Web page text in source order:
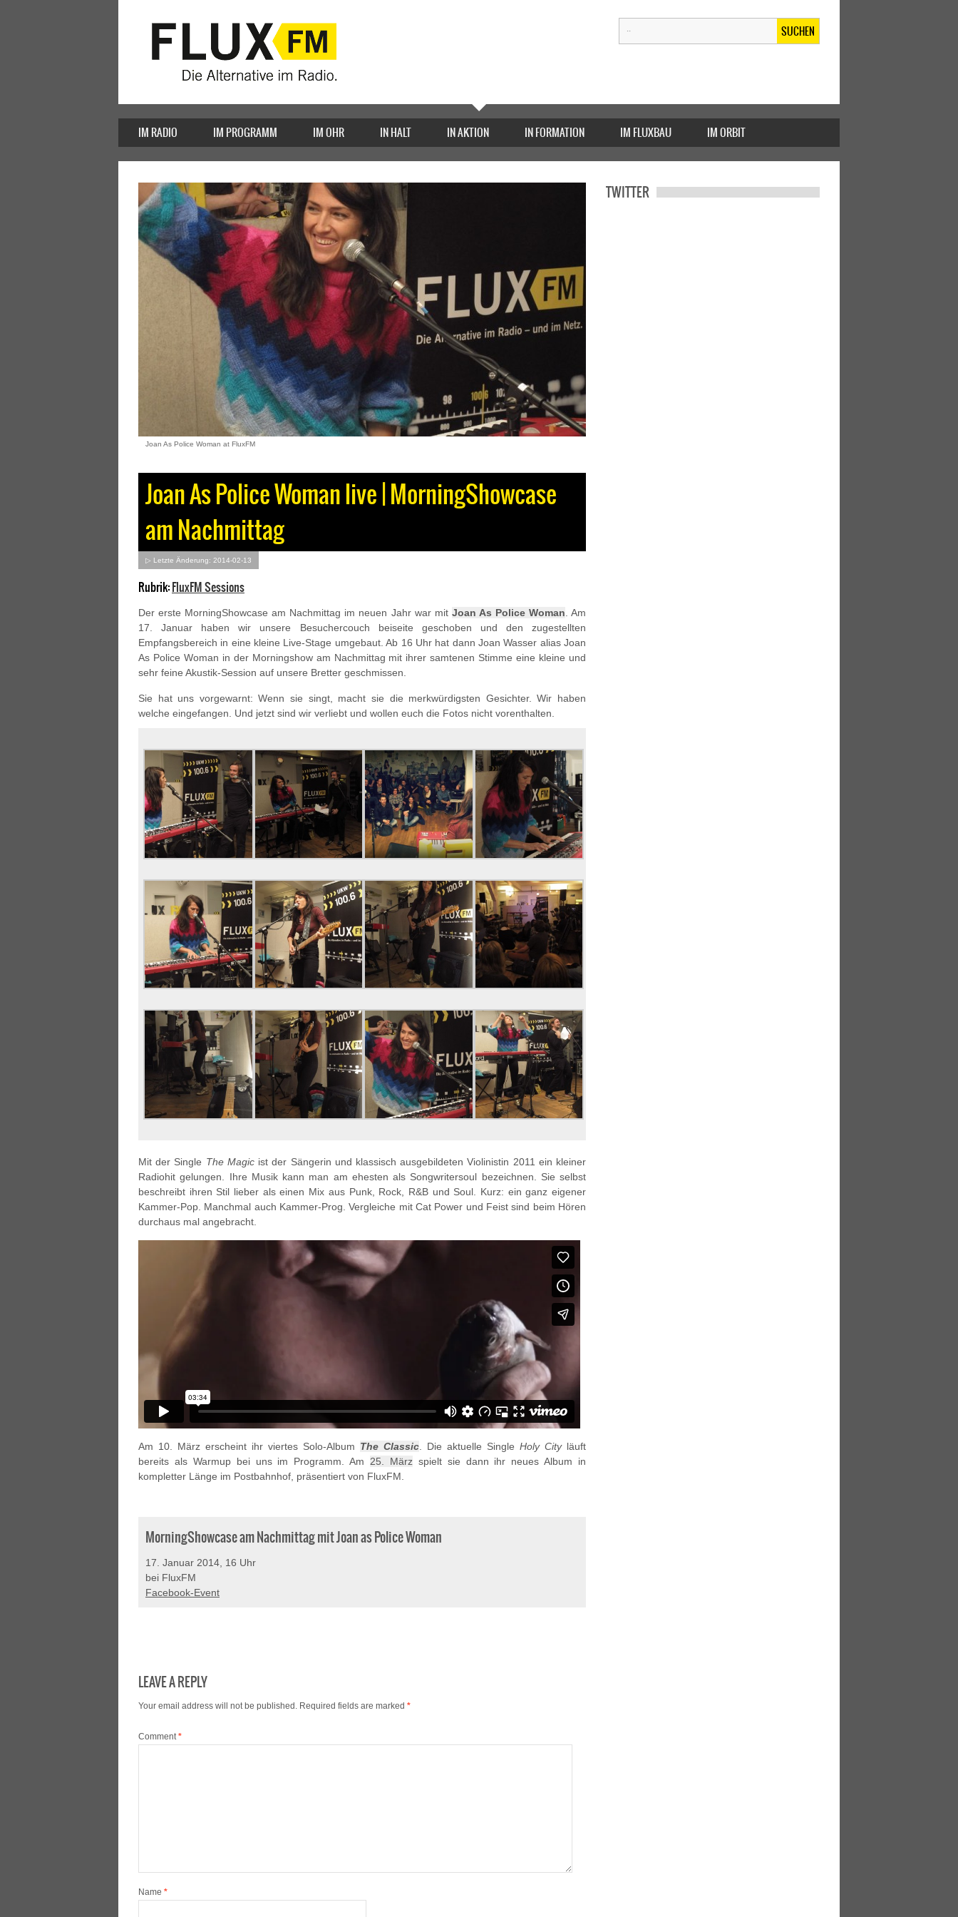
SUCHEN
IM RADIO IM PROGRAMM IM OHR IN HALT IN AKTION IN FORMATION IM FLUXBAU IM ORBIT
Joan As Police Woman at FluxFM
Joan As Police Woman live | MorningShowcase
am Nachmittag
▷ Letzte Änderung: 2014-02-13
Rubrik:FluxFM Sessions
Der erste MorningShowcase am Nachmittag im neuen Jahr war mit Joan As Police Woman . Am
17. Januar haben wir unsere Besuchercouch beiseite geschoben und den zugestellten
Empfangsbereich in eine kleine Live-Stage umgebaut. Ab 16 Uhr hat dann Joan Wasser alias Joan
As Police Woman in der Morningshow am Nachmittag mit ihrer samtenen Stimme eine kleine und
sehr feine Akustik-Session auf unsere Bretter geschmissen.
Sie hat uns vorgewarnt: Wenn sie singt, macht sie die merkwürdigsten Gesichter. Wir haben
welche eingefangen. Und jetzt sind wir verliebt und wollen euch die Fotos nicht vorenthalten.
Mit der Single The Magicist der Sängerin und klassisch ausgebildeten Violinistin 2011 ein kleiner
Radiohit gelungen. Ihre Musik kann man am ehesten als Songwritersoul bezeichnen. Sie selbst
beschreibt ihren Stil lieber als einen Mix aus Punk, Rock, R&B und Soul. Kurz: ein ganz eigener
Kammer-Pop. Manchmal auch Kammer-Prog. Vergleiche mit Cat Power und Feist sind beim Hören
durchaus mal angebracht.
Am 10. März erscheint ihr viertes Solo-Album The Classic . Die aktuelle Single Holy Cityläuft
bereits als Warmup bei uns im Programm. Am 25. Märzspielt sie dann ihr neues Album in
kompletter Länge im Postbahnhof, präsentiert von FluxFM.
MorningShowcase am Nachmittag mit Joan as Police Woman
17. Januar 2014, 16 Uhr
bei FluxFM
Facebook-Event
LEAVE A REPLY
Your email address will not be published. Required fields are marked *
Comment *
Name *
TWITTER